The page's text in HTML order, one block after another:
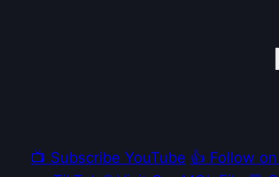
📺 Subscribe YouTube 👍 Follow